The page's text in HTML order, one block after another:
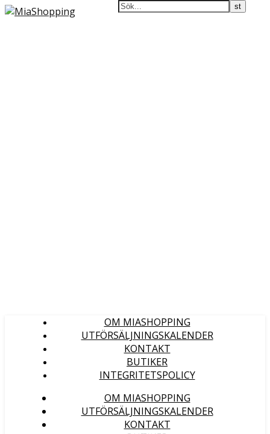
OM MIASHOPPING
UTFÖRSÄLJNINGSKALENDER
KONTAKT
BUTIKER
INTEGRITETSPOLICY
OM MIASHOPPING
UTFÖRSÄLJNINGSKALENDER
KONTAKT